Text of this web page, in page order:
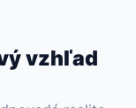
vzhľad